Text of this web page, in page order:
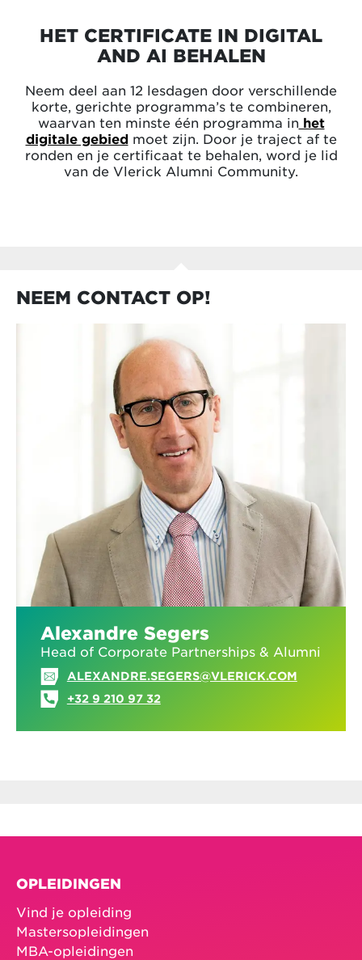
HET CERTIFICATE IN DIGITAL
AND AI BEHALEN
Neem deel aan 12 lesdagen door verschillende
korte, gerichte programma’s te combineren,
waarvan ten minste één programma in het
digitale gebiedmoet zijn. Door je traject af te
ronden en je certificaat te behalen, word je lid
van de Vlerick Alumni Community.
NEEM CONTACT OP!
Alexandre Segers
Head of Corporate Partnerships & Alumni
ALEXANDRE.SEGERS@VLERICK.COM
+32 9 210 97 32
OPLEIDINGEN
Vind je opleiding
Mastersopleidingen
MBA-opleidingen